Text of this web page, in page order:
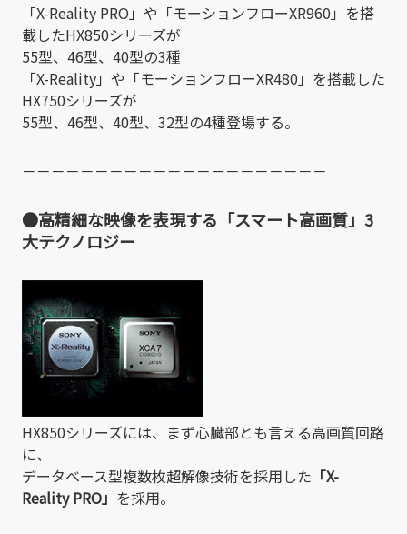
「X-Reality PRO」や「モーションフローXR960」を搭
載したHX850シリーズが
55型、46型、40型の3種
「X-Reality」や「モーションフローXR480」を搭載した
HX750シリーズが
55型、46型、40型、32型の4種登場する。
－－－－－－－－－－－－－－－－－－－－－
●高精細な映像を表現する「スマート高画質」3
大テクノロジー
HX850シリーズには、まず心臓部とも言える高画質回路
に、
データベース型複数枚超解像技術を採用した 「X-
Reality PRO」 を採用。